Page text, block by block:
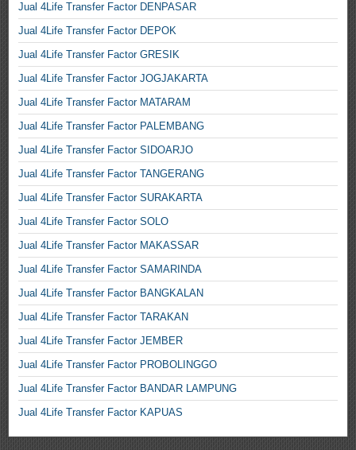
Jual 4Life Transfer Factor DENPASAR
Jual 4Life Transfer Factor DEPOK
Jual 4Life Transfer Factor GRESIK
Jual 4Life Transfer Factor JOGJAKARTA
Jual 4Life Transfer Factor MATARAM
Jual 4Life Transfer Factor PALEMBANG
Jual 4Life Transfer Factor SIDOARJO
Jual 4Life Transfer Factor TANGERANG
Jual 4Life Transfer Factor SURAKARTA
Jual 4Life Transfer Factor SOLO
Jual 4Life Transfer Factor MAKASSAR
Jual 4Life Transfer Factor SAMARINDA
Jual 4Life Transfer Factor BANGKALAN
Jual 4Life Transfer Factor TARAKAN
Jual 4Life Transfer Factor JEMBER
Jual 4Life Transfer Factor PROBOLINGGO
Jual 4Life Transfer Factor BANDAR LAMPUNG
Jual 4Life Transfer Factor KAPUAS